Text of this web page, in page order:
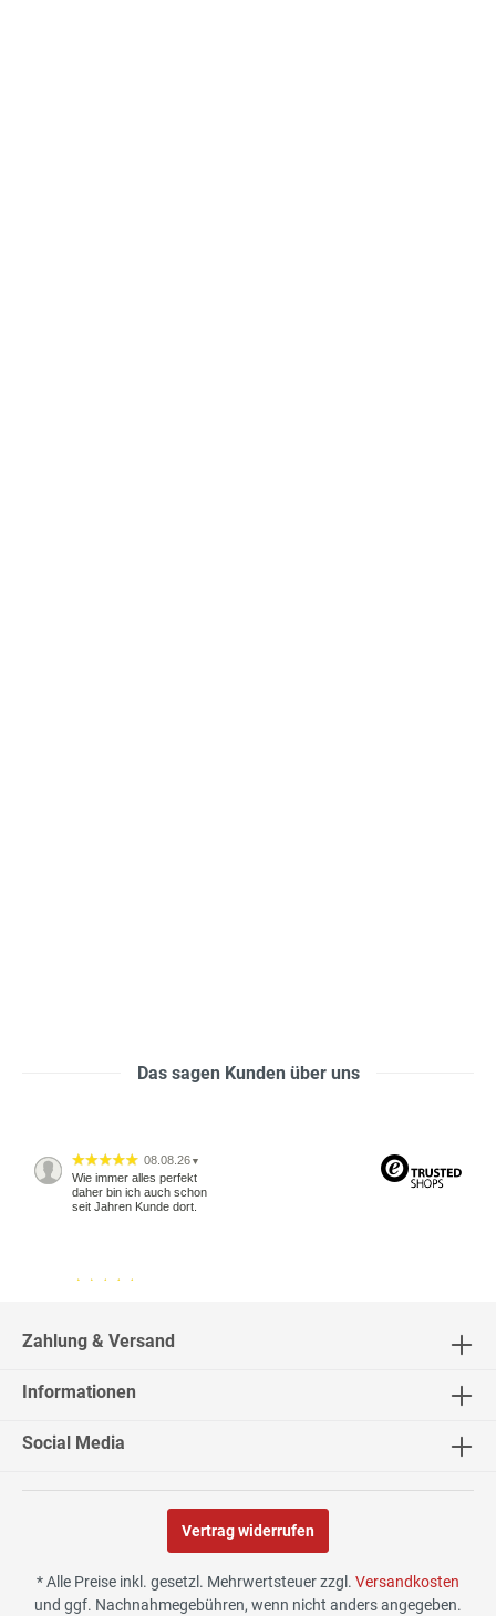
Das sagen Kunden über uns
08.08.26 ▼
Wie immer alles perfekt
daher bin ich auch schon
seit Jahren Kunde dort.
02.08.26▼
Zahlung & Versand
Informationen
Social Media
Vertrag widerrufen
* Alle Preise inkl. gesetzl. Mehrwertsteuer zzgl. Versandkosten
und ggf. Nachnahmegebühren, wenn nicht anders angegeben.